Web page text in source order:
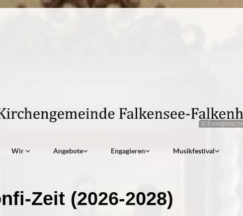
©
Wir Angebote Engagieren Musikfestival
Zeit (2026-2028)